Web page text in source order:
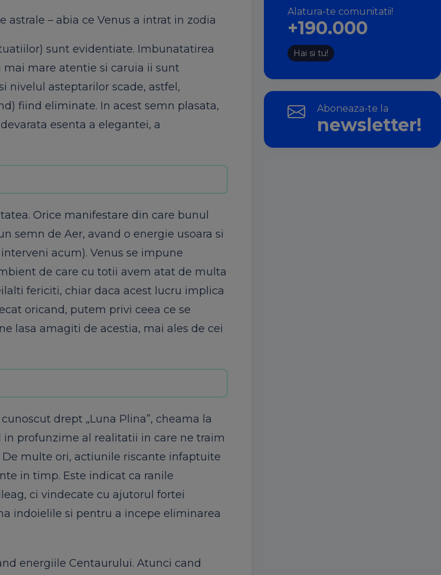
– abia ce Venus a intrat in zodia
sunt evidentiate. Imbunatatirea
mare atentie si caruia ii sunt
nivelul asteptarilor scade, astfel,
fiind eliminate. In acest semn plasata,
esenta a elegantei, a
Orice manifestare din care bunul
semn de Aer, avand o energie usoara si
acum). Venus se impune
de care cu totii avem atat de multa
fericiti, chiar daca acest lucru implica
oricand, putem privi ceea ce se
lasa amagiti de acestia, mai ales de cei
drept „Luna Plina”, cheama la
profunzime al realitatii in care ne traim
De multe ori, actiunile riscante infaptuite
in timp. Este indicat ca ranile
ci vindecate cu ajutorul fortei
indoielile si pentru a incepe eliminarea
energiile Centaurului. Atunci cand
Alatura-te comunitatii!
+190.000
Hai si tu!
Aboneaza-te la
newsletter!